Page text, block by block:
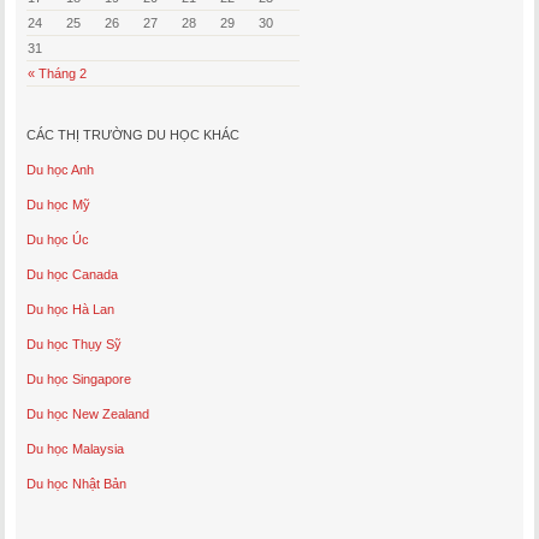
« Tháng 2
24
25 26 27 28 29
30
31
CÁC THỊ TRƯỜNG DU HỌC KHÁC
Du học Anh
Du học Mỹ
Du học Úc
Du học Canada
Du học Hà Lan
Du học Thụy Sỹ
Du học Singapore
Du học New Zealand
Du học Malaysia
Du học Nhật Bản